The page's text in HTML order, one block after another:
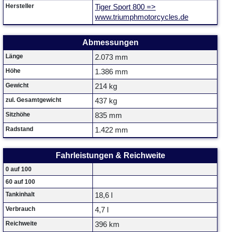
Hersteller
Tiger Sport 800 =>
www.triumphmotorcycles.de
Abmessungen
Länge 2.073 mm
Höhe 1.386 mm
Gewicht 214 kg
zul. Gesamtgewicht 437 kg
Sitzhöhe 835 mm
Radstand 1.422 mm
Fahrleistungen & Reichweite
0 auf 100
60 auf 100
Tankinhalt
18,6 l
Verbrauch 4,7 l
Reichweite 396 km